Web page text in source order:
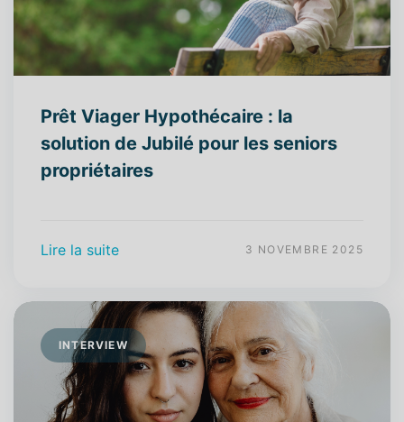
Prêt Viager Hypothécaire : la
solution de Jubilé pour les seniors
propriétaires
Lire la suite 3 NOVEMBRE 2025
INTERVIEW